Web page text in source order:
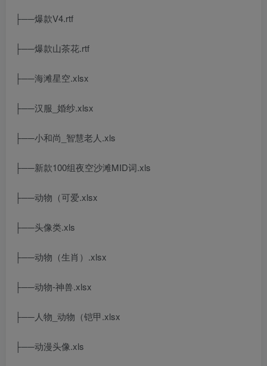
├──爆款V4.rtf
├──爆款山茶花.rtf
├──海滩星空.xlsx
├──汉服_婚纱.xlsx
├──小和尚_智慧老人.xls
├──新款100组夜空沙滩MID词.xls
├──动物（可爱.xlsx
├──头像类.xls
├──动物（生肖）.xlsx
├──动物-神兽.xlsx
├──人物_动物（铠甲.xlsx
├──动漫头像.xls